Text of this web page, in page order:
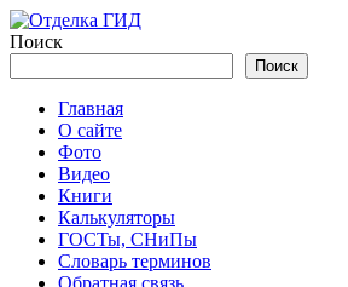
Перейти
к
Поиск
Поиск
Главная
О сайте
Фото
Видео
Книги
Калькуляторы
ГОСТы, СНиПы
Словарь терминов
Обратная связь